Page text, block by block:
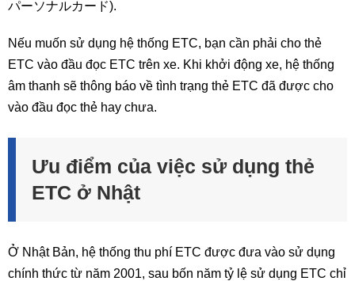
パーソナルカード).
Nếu muốn sử dụng hệ thống ETC, bạn cần phải cho thẻ
ETC vào đầu đọc ETC trên xe. Khi khởi động xe, hệ thống
âm thanh sẽ thông báo về tình trạng thẻ ETC đã được cho
vào đầu đọc thẻ hay chưa.
Ưu điểm của việc sử dụng thẻ
ETC ở Nhật
Ở Nhật Bản, hệ thống thu phí ETC được đưa vào sử dụng
chính thức từ năm 2001, sau bốn năm tỷ lệ sử dụng ETC chỉ